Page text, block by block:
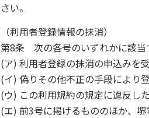
さい。
（利用者登録情報の抹消）
第8条 次の各号のいずれかに該当
(ア) 利用者登録の抹消の申込みを受
(イ) 偽りその他不正の手段により
(ウ) この利用規約の規定に違反した
(エ) 前3号に掲げるもののほか、